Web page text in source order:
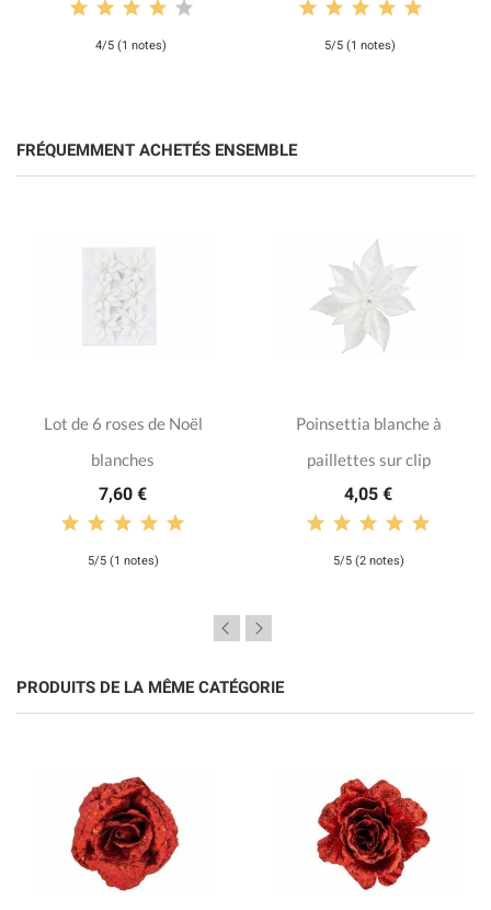
4/5 (1 notes) 5/5 (1 notes)
FRÉQUEMMENT ACHETÉS ENSEMBLE
Lot de 6 roses de Noël
blanches
7,60 €
5/5 (1 notes)
Poinsettia blanche à
paillettes sur clip
4,05 €
5/5 (2 notes)
PRODUITS DE LA MÊME CATÉGORIE